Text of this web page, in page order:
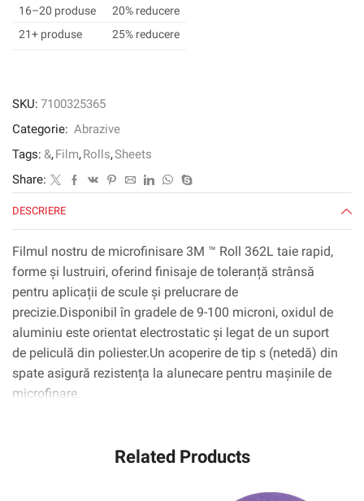
mic
3mil,
50
x
3
(3.937Inx164ft),
nucleu
ASO
16–20 produse
20% reducere
21+ produse
25% reducere
SKU: 7100325365
Categorie: Abrazive
Tags: &,Film,Rolls,Sheets
Share:
DESCRIERE
Filmul nostru de microfinisare 3M ™ Roll 362L taie rapid,
forme și lustruiri, oferind finisaje de toleranță strânsă
pentru aplicații de scule și prelucrare de
precizie.Disponibil în gradele de 9-100 microni, oxidul de
aluminiu este orientat electrostatic și legat de un suport
de peliculă din poliester.Un acoperire de tip s (netedă) din
spate asigură rezistența la alunecare pentru mașinile de
microfinare.
Related Products